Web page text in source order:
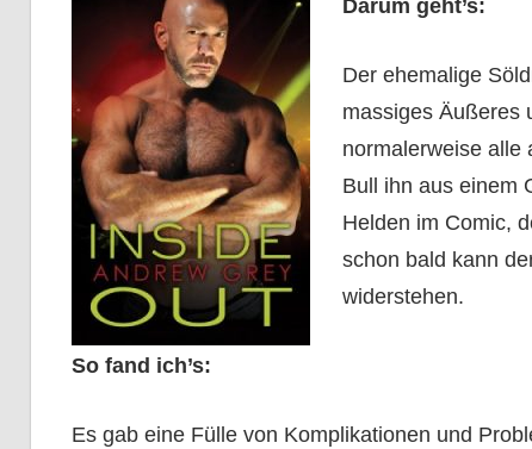
Darum geht’s:
Der ehemalige
massiges Äußeres
normalerweise alle
Bull ihn aus einem
Helden im Comic,
schon bald kann
widerstehen.
So fand ich’s:
Es gab eine Fülle von Komplikationen und